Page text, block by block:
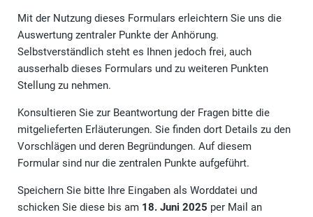
Mit der Nutzung dieses Formulars erleichtern Sie uns die
Auswertung zentraler Punkte der Anhörung.
Selbstverständlich steht es Ihnen jedoch frei, auch
ausserhalb dieses Formulars und zu weiteren Punkten
Stellung zu nehmen.
Konsultieren Sie zur Beantwortung der Fragen bitte die
mitgelieferten Erläuterungen. Sie finden dort Details zu den
Vorschlägen und deren Begründungen. Auf diesem
Formular sind nur die zentralen Punkte aufgeführt.
Speichern Sie bitte Ihre Eingaben als Worddatei und
schicken Sie diese bis am 18. Juni 2025 per Mail an